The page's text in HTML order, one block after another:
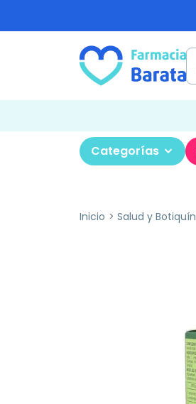
Categorías
Inicio Salud y Botiquín